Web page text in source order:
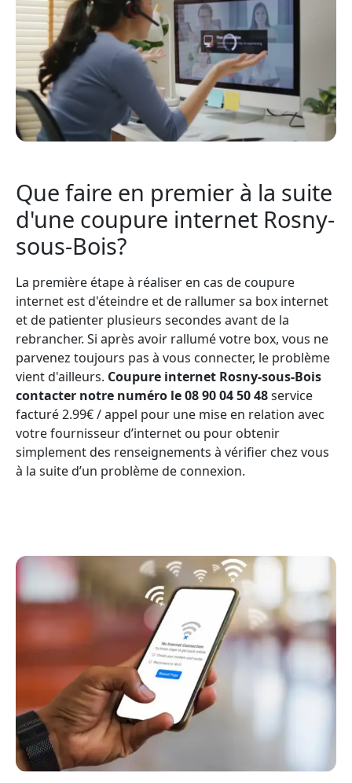
Que faire en premier à la suite
d'une coupure internet Rosny-
sous-Bois?
La première étape à réaliser en cas de coupure
internet est d'éteindre et de rallumer sa box internet
et de patienter plusieurs secondes avant de la
rebrancher. Si après avoir rallumé votre box, vous ne
parvenez toujours pas à vous connecter, le problème
vient d'ailleurs. Coupure internet Rosny-sous-Bois
contacter notre numéro le 08 90 04 50 48service
facturé 2.99€ / appel pour une mise en relation avec
votre fournisseur d’internet ou pour obtenir
simplement des renseignements à vérifier chez vous
à la suite d’un problème de connexion.